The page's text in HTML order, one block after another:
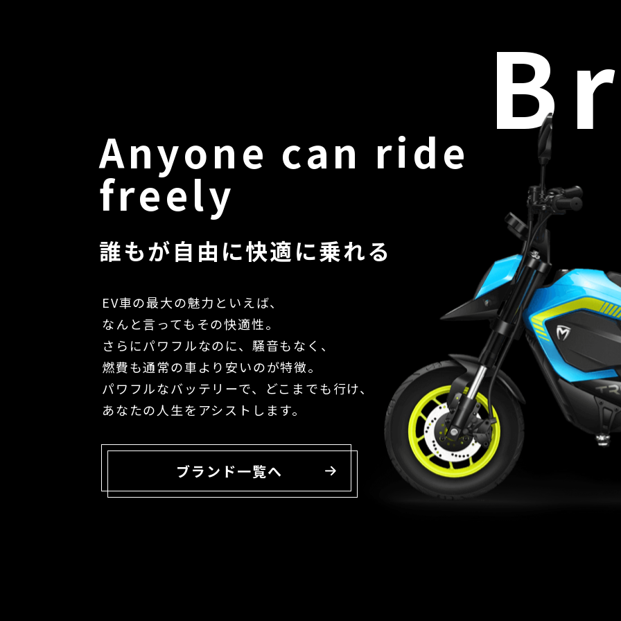
Anyone can ride
freely
誰もが自由に快適に乗れる
EV車の最大の魅力といえば、
なんと言ってもその快適性。
さらにパワフルなのに、騒音もなく、
燃費も通常の車より安いのが特徴。
パワフルなバッテリーで、どこまでも⾏け、
あなたの⼈⽣をアシストします。
ブランド一覧へ